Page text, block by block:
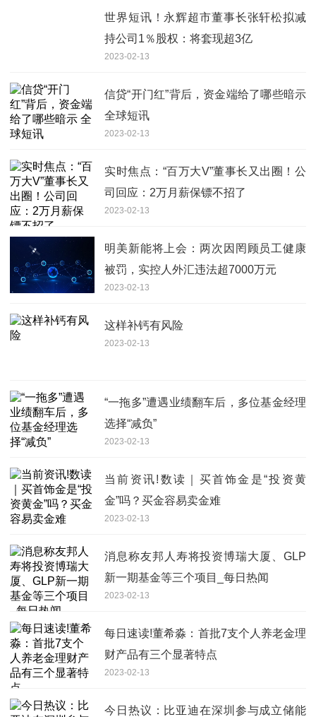
世界短讯！永辉超市董事长张轩松拟减
持公司1％股权：将套现超3亿
2023-02-13
信贷“开门红”背后，资金端给了哪些暗示
全球短讯
2023-02-13
实时焦点：“百万大V”董事长又出圈！公
司回应：2万月薪保镖不招了
2023-02-13
明美新能将上会：两次因罔顾员工健康
被罚，实控人外汇违法超7000万元
2023-02-13
这样补钙有风险
2023-02-13
“一拖多”遭遇业绩翻车后，多位基金经理
选择“减负”
2023-02-13
当前资讯!数读｜买首饰金是“投资黄
金”吗？买金容易卖金难
2023-02-13
消息称友邦人寿将投资博瑞大厦、GLP
新一期基金等三个项目_每日热闻
2023-02-13
每日速读!董希淼：首批7支个人养老金理
财产品有三个显著特点
2023-02-13
今日热议：比亚迪在深圳参与成立储能